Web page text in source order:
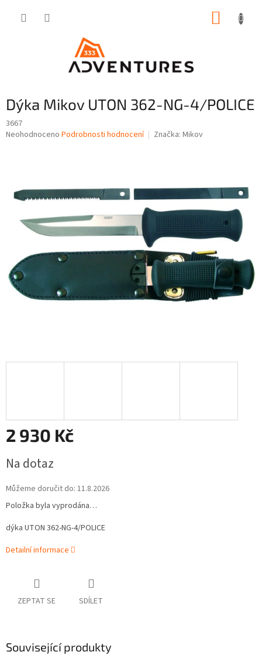
Dýka Mikov UTON 362-NG-4/POLICE
3667
Průměrné
Neohodnoceno Podrobnosti hodnocení Značka: Mikov
2 930 Kč
cena:
Na dotaz
Můžeme doručit do: 11.8.2026
Položka byla vyprodána…
dýka UTON 362-NG-4/POLICE
Detailní informace
ZEPTAT SE SDÍLET
Související produkty